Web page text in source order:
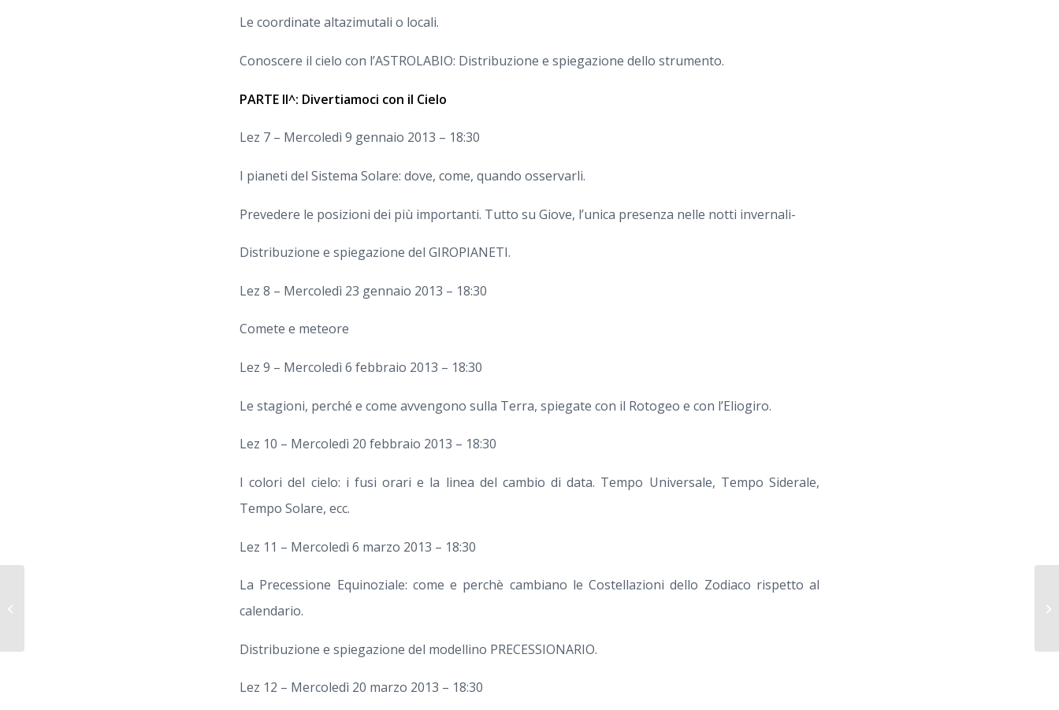
Le coordinate altazimutali o locali.
Conoscere il cielo con l’ASTROLABIO: Distribuzione e spiegazione dello strumento.
PARTE II^: Divertiamoci con il Cielo
Lez 7 – Mercoledì 9 gennaio 2013 – 18:30
I pianeti del Sistema Solare: dove, come, quando osservarli.
Prevedere le posizioni dei più importanti. Tutto su Giove, l’unica presenza nelle notti invernali-
Distribuzione e spiegazione del GIROPIANETI.
Lez 8 – Mercoledì 23 gennaio 2013 – 18:30
Comete e meteore
Lez 9 – Mercoledì 6 febbraio 2013 – 18:30
Le stagioni, perché e come avvengono sulla Terra, spiegate con il Rotogeo e con l’Eliogiro.
Lez 10 – Mercoledì 20 febbraio 2013 – 18:30
I colori del cielo: i fusi orari e la linea del cambio di data. Tempo Universale, Tempo Siderale,
Tempo Solare, ecc.
Lez 11 – Mercoledì 6 marzo 2013 – 18:30
La Precessione Equinoziale: come e perchè cambiano le Costellazioni dello Zodiaco rispetto al
calendario.
Distribuzione e spiegazione del modellino PRECESSIONARIO.
Lez 12 – Mercoledì 20 marzo 2013 – 18:30